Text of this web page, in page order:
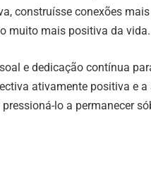
construísse conexões
muito mais positiva da vida.
e dedicação contínua
ativamente positiva e a
lo a permanecer